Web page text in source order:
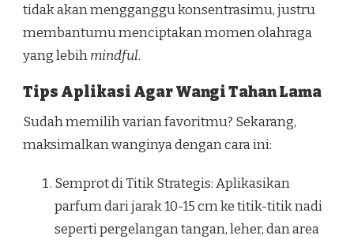
tidak akan mengganggu konsentrasimu, justru
membantumu menciptakan momen olahraga
yang lebihmindful.
Tips Aplikasi Agar Wangi Tahan Lama
Sudah memilih varian favoritmu? Sekarang,
maksimalkan wanginya dengan cara ini:
Semprot di Titik Strategis: Aplikasikan
parfum dari jarak 10-15 cm ke titik-titik nadi
seperti pergelangan tangan, leher, dan area